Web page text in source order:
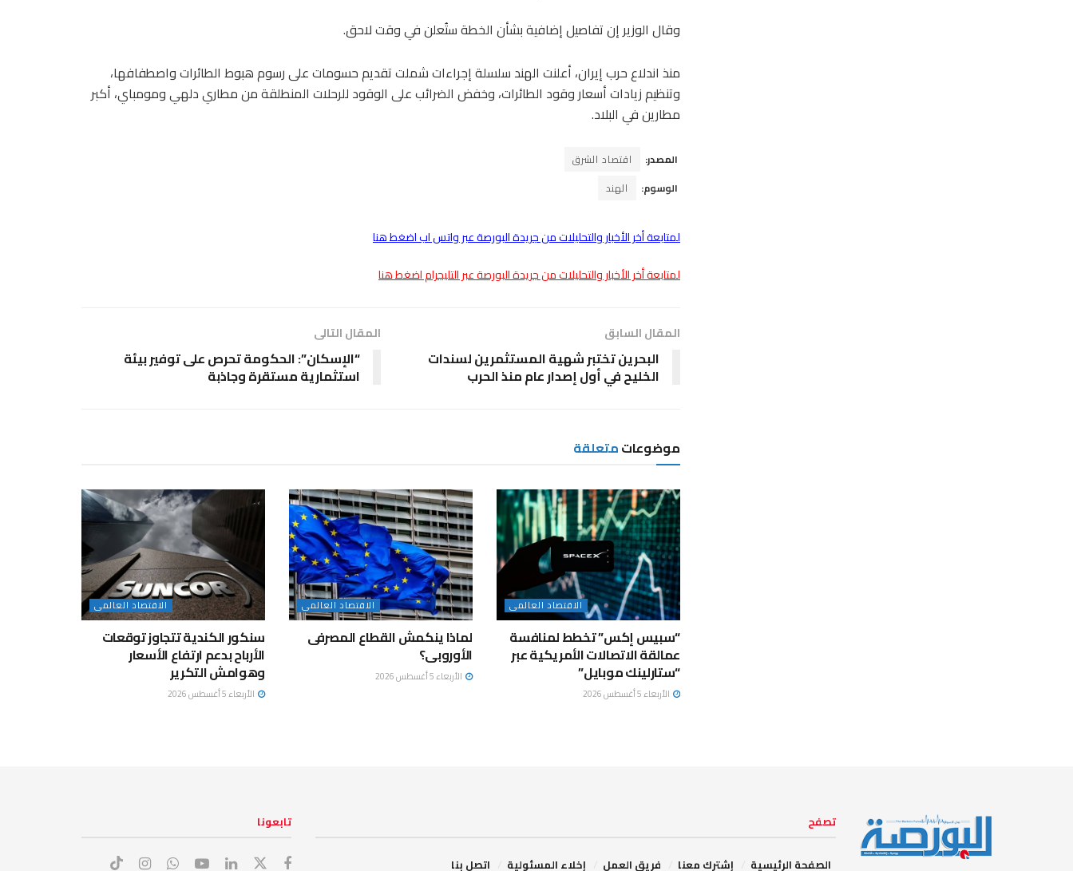
وقال الوزير إن تفاصيل إضافية بشأن الخطة ستُعلن في وقت لاحق.
منذ اندلاع حرب إيران، أعلنت الهند سلسلة إجراءات شملت تقديم حسومات على رسوم هبوط الطائرات واصطفافها،
وتنظيم زيادات أسعار وقود الطائرات، وخفض الضرائب على الوقود للرحلات المنطلقة من مطاري دلهي ومومباي، أكبر
مطارين في البلاد.
المصدر:
اقتصاد الشرق
الوسوم:
الهند
لمتابعة أخر الأخبار والتحليلات من جريدة البورصة عبر واتس اب اضغط هنا
لمتابعة أخر الأخبار والتحليلات من جريدة البورصة عبر التليجرام اضغط هنا
المقال السابق
البحرين تختبر شهية المستثمرين لسندات
الخليح في أول إصدار عام منذ الحرب
المقال التالى
“الإسكان”: الحكومة تحرص على توفير بيئة
استثمارية مستقرة وجاذبة
موضوعاتمتعلقة
الاقتصاد العالمى
“سبيس إكس” تخطط لمنافسة
عمالقة الاتصالات الأمريكية عبر
“ستارلينك موبايل”
الأربعاء 5 أغسطس 2026
الاقتصاد العالمى
لماذا ينكمش القطاع المصرفى
الأوروبى؟
الأربعاء 5 أغسطس 2026
الاقتصاد العالمى
سنكور الكندية تتجاوز توقعات
الأرباح بدعم ارتفاع الأسعار
وهوامش التكرير
الأربعاء 5 أغسطس 2026
تصفح
الصفحة الرئيسية إشترك معنا فريق العمل إخلاء المسئولية اتصل بنا
تابعونا